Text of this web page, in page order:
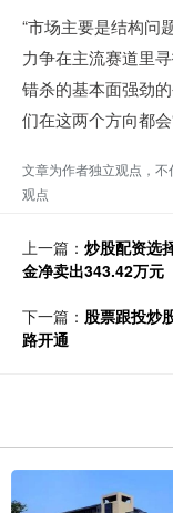
“市场主要是结构问
力争在主流赛道里
错杀的基本面强劲
们在这两个方向都会
文章为作者独立观点，
观点
上一篇： 炒股配资选
金净卖出343.42万元
下一篇： 股票跟投炒
路开通